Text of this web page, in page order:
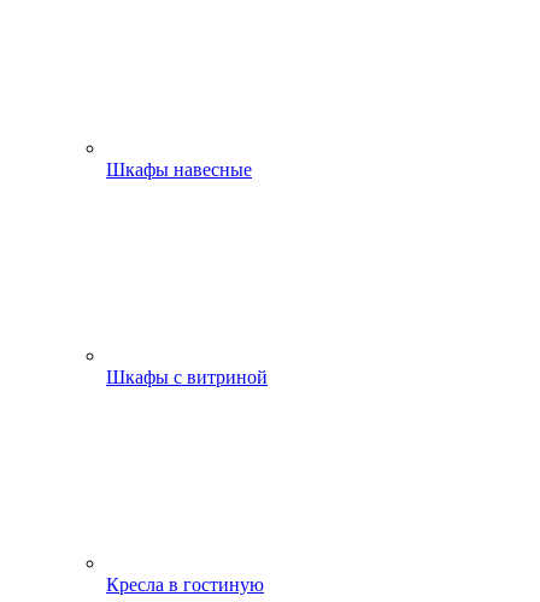
Шкафы навесные
Шкафы с витриной
Кресла в гостиную